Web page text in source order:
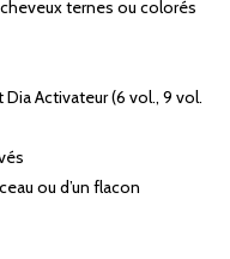
ternes ou colorés
Activateur (6 vol., 9 vol.
ou d’un flacon